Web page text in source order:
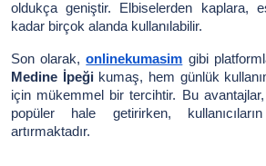
oldukça geniştir. Elbiselerden kaplara,
kadar birçok alanda kullanılabilir.
Son olarak,onlinekumasim gibi
Medine İpeğikumaş, hem günlük
için mükemmel bir tercihtir. Bu
popüler hale getirirken,
artırmaktadır.